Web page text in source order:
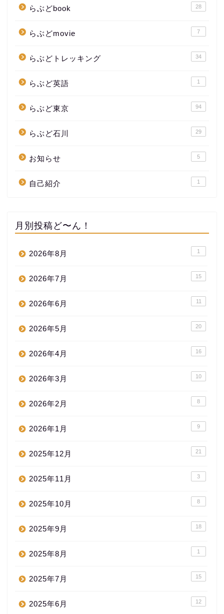
らぶどbook 28
らぶどmovie 7
らぶどトレッキング 34
らぶど英語 1
らぶど東京 94
らぶど石川 29
お知らせ 5
自己紹介 1
月別投稿ど〜ん！
2026年8月 1
2026年7月 15
2026年6月 11
2026年5月 20
2026年4月 16
2026年3月 10
2026年2月 8
2026年1月 9
2025年12月 21
2025年11月 3
2025年10月 8
2025年9月 18
2025年8月 1
2025年7月 15
2025年6月 12